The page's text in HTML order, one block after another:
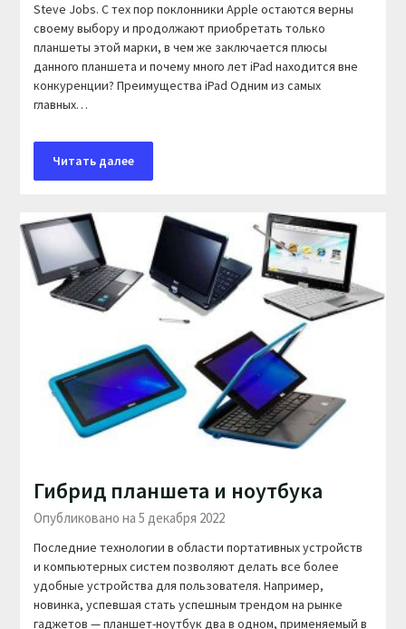
Steve Jobs. С тех пор поклонники Apple остаются верны
своему выбору и продолжают приобретать только
планшеты этой марки, в чем же заключается плюсы
данного планшета и почему много лет iPad находится вне
конкуренции? Преимущества iPad Одним из самых
главных…
Читать далее
Гибрид планшета и ноутбука
Опубликовано на 5 декабря 2022
Последние технологии в области портативных устройств
и компьютерных систем позволяют делать все более
удобные устройства для пользователя. Например,
новинка, успевшая стать успешным трендом на рынке
гаджетов — планшет-ноутбук два в одном, применяемый в